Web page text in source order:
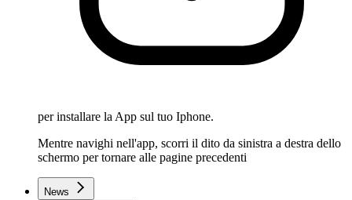
per installare la App sul tuo Iphone.
Mentre navighi nell'app, scorri il dito da sinistra a destra dello
schermo per tornare alle pagine precedenti
News